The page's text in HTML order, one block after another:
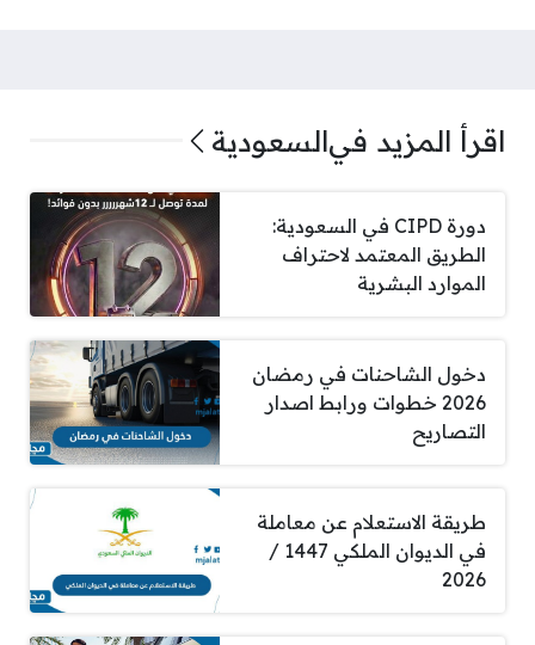
اقرأ المزيد فيالسعودية
دورة CIPD في السعودية:
الطريق المعتمد لاحتراف
الموارد البشرية
دخول الشاحنات في رمضان
2026 خطوات ورابط اصدار
التصاريح
طريقة الاستعلام عن معاملة
في الديوان الملكي 1447 /
2026